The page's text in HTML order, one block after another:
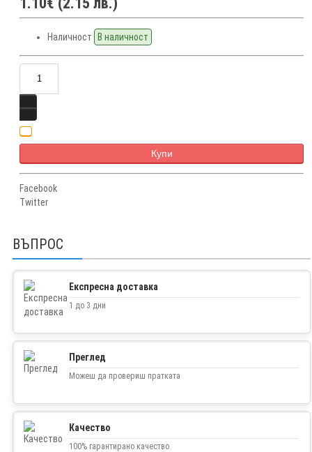
Наличност В наличност
Купи
Facebook
Twitter
ВЪПРОС
Експресна доставка
1 до 3 дни
Преглед
Можеш да провериш пратката
Качество
100% гарантирано качество